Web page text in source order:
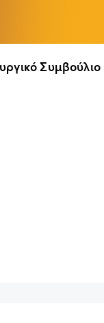
Συμβούλιο